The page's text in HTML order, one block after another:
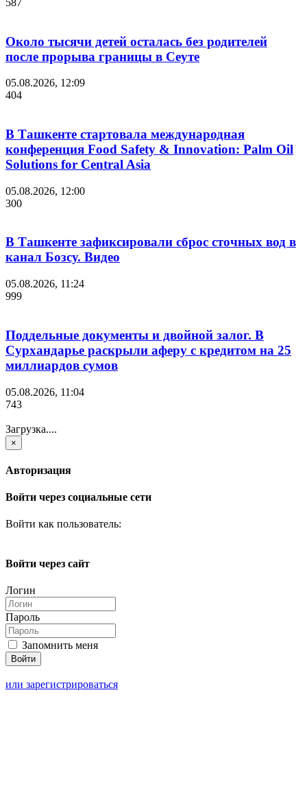
Около тысячи детей осталась без родителей
после прорыва границы в Сеуте
05.08.2026, 12:09
404
В Ташкенте стартовала международная
конференция Food Safety & Innovation: Palm Oil
Solutions for Central Asia
05.08.2026, 12:00
300
В Ташкенте зафиксировали сброс сточных вод в
канал Бозсу. Видео
05.08.2026, 11:24
999
Поддельные документы и двойной залог. В
Сурхандарье раскрыли аферу с кредитом на 25
миллиардов сумов
05.08.2026, 11:04
743
Загрузка....
×
Авторизация
Войти через социальные сети
Войти как пользователь:
Войти через сайт
Логин
Пароль
Запомнить меня
или зарегистрироваться